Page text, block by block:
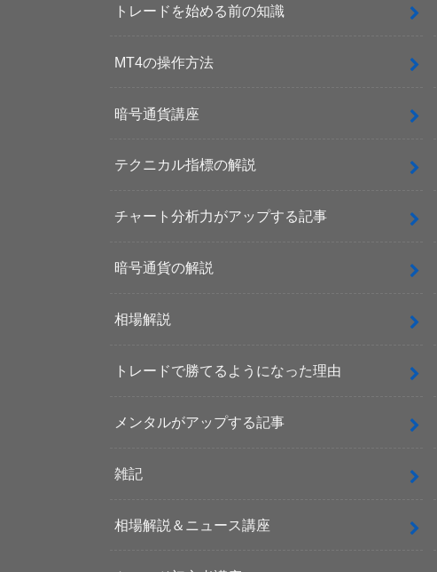
トレードを始める前の知識
MT4の操作方法
暗号通貨講座
テクニカル指標の解説
チャート分析力がアップする記事
暗号通貨の解説
相場解説
トレードで勝てるようになった理由
メンタルがアップする記事
雑記
相場解説＆ニュース講座